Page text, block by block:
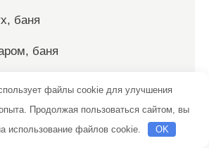
баня
баня
бани
файлы cookie для улучшения
Продолжая пользоваться сайтом, вы
использование файлов cookie.
OK